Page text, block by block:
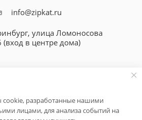
info@zipkat.ru
улица Ломоносова
(вход в центре дома)
разработанные нашими
лицами, для анализа событий на